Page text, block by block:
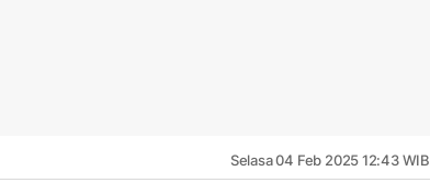
Selasa 04 Feb 2025 12:43 WIB